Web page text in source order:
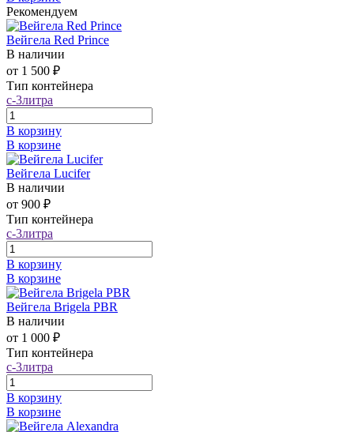
Рекомендуем
Вейгела Red Prince
В наличии
от 1 500 ₽
Тип контейнера
c-3литра
В корзину
В корзине
Вейгела Lucifer
В наличии
от 900 ₽
Тип контейнера
c-3литра
В корзину
В корзине
Вейгела Brigela PBR
В наличии
от 1 000 ₽
Тип контейнера
c-3литра
В корзину
В корзине